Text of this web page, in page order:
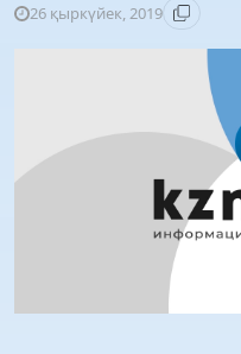
26 қыркүйек, 2019